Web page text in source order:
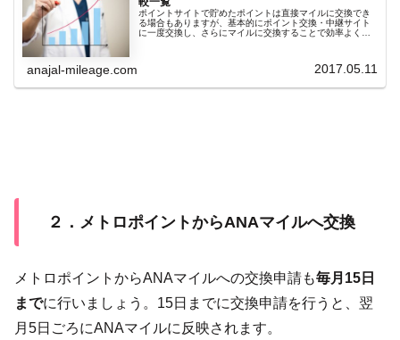
ポイントサイトで貯めたポイントは直接マイルに交換でき
る場合もありますが、基本的にポイント交換・中継サイト
に一度交換し、さらにマイルに交換することで効率よくマ
anajal-mileage.com 2017.05.11
２．メトロポイントからANAマイルへ交換
メトロポイントからANAマイルへの交換申請も毎月15日
までに行いましょう。15日までに交換申請を行うと、翌
月5日ごろにANAマイルに反映されます。